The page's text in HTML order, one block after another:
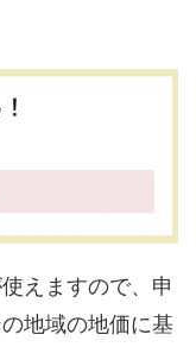
えますので、申
地域の地価に基